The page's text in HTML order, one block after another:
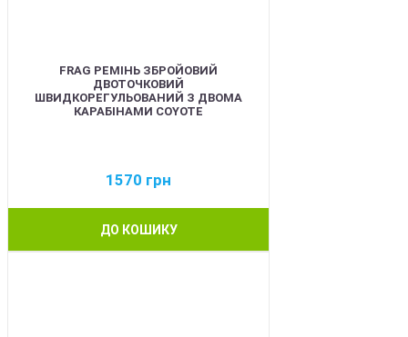
FRAG РЕМІНЬ ЗБРОЙОВИЙ
ДВОТОЧКОВИЙ
ШВИДКОРЕГУЛЬОВАНИЙ З ДВОМА
КАРАБІНАМИ COYOTE
1570 грн
ДО КОШИКУ